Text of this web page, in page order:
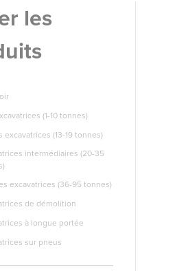
les
(1-10 tonnes)
excavatrices (13-19 tonnes)
intermédiaires (20-35
excavatrices (36-95 tonnes)
de démolition
à longue portée
sur pneus